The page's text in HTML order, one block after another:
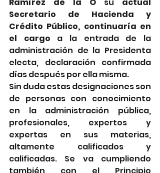
Ramírez de la O su actual
Secretario de Hacienda y
Crédito Público, continuaría en
el cargo a la entrada de la
administración de la Presidenta
electa, declaración confirmada
días después por ella misma.
Sin duda estas designaciones son
de personas con conocimiento
en la administración pública,
profesionales, expertos y
expertas en sus materias,
altamente calificados y
calificadas. Se va cumpliendo